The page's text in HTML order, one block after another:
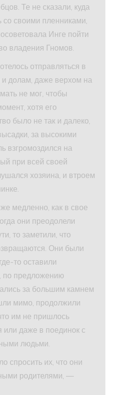
Те не сказали, куда
со своими пленниками,
Инге пойти
владения Гномов.
отправляться в
и долам, даже верхом на
не мог, чтобы
хотя его
было не так и далеко,
за высокими
взгромоздился на
при всей своей
хозяина, и втроем
медленно, как в свое
они преодолели
то заметили, что
Они были
то оставили
по предложению
за большим камнем
мимо, продолжили
им не пришлось
или даже в поединок с
людьми.
спросить их, что они
родителями, —